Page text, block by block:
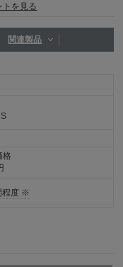
トを見る
関連製品
格
程度 ※